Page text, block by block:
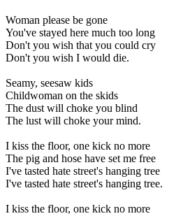
Woman please be gone
You've stayed here much too long
Don't you wish that you could cry
Don't you wish I would die.
Seamy, seesaw kids
Childwoman on the skids
The dust will choke you blind
The lust will choke your mind.
I kiss the floor, one kick no more
The pig and hose have set me free
I've tasted hate street's hanging tree
I've tasted hate street's hanging tree.
I kiss the floor, one kick no more